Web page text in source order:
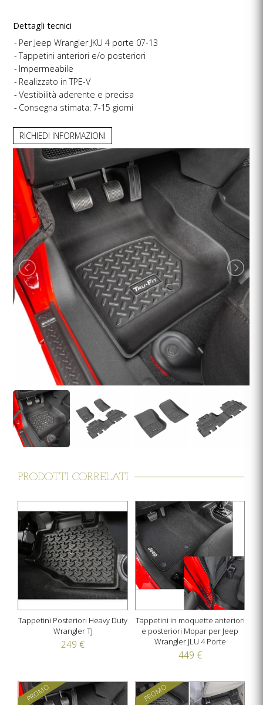
Dettagli tecnici
Per Jeep Wrangler JKU 4 porte 07-13
Tappetini anteriori e/o posteriori
Impermeabile
Realizzato in TPE-V
Vestibilità aderente e precisa
Consegna stimata: 7-15 giorni
RICHIEDI INFORMAZIONI
PRODOTTI CORRELATI
Tappetini Posteriori Heavy Duty
Wrangler TJ
249 €
Tappetini in moquette anteriori
e posteriori Mopar per Jeep
Wrangler JLU 4 Porte
449 €
PROMO PROMO